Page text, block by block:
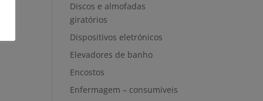
Discos e almofadas
giratórios
Dispositivos eletrónicos
Elevadores de banho
Encostos
Enfermagem – consumíveis